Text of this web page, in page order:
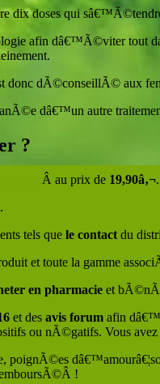
dix doses qui
afin dâ€™Ã©viter tout
donc dÃ©conseillÃ© aux
dâ€™un autre
?
Â au prix de 19,90â‚¬.
tels que le contact du
et toute la gamme
en pharmacie et
et des avis forum afin
ou nÃ©gatifs. Vous
poignÃ©es
!